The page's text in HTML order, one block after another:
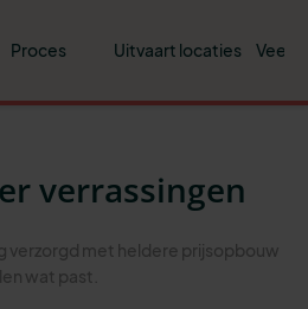
Proces Uitvaart locaties
verrassingen
verzorgd met heldere prijsopbouw
wat past.